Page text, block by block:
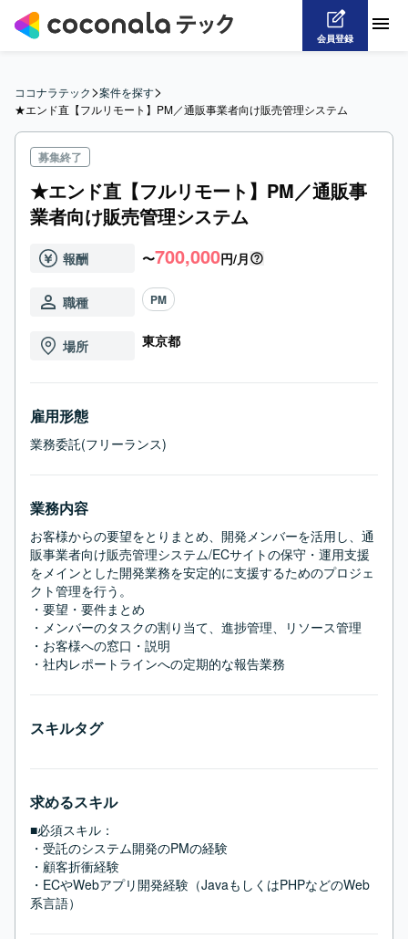
会員登録
ココナラテック>案件を探す>
★エンド直【フルリモート】PM／通販事業者向け販売管理システム
募集終了
★エンド直【フルリモート】PM／通販事
業者向け販売管理システム
報酬 〜700,000円/月
職種 PM
場所 東京都
雇用形態
業務委託(フリーランス)
業務内容
お客様からの要望をとりまとめ、開発メンバーを活用し、通
販事業者向け販売管理システム/ECサイトの保守・運用支援
をメインとした開発業務を安定的に支援するためのプロジェ
クト管理を行う。
・要望・要件まとめ
・メンバーのタスクの割り当て、進捗管理、リソース管理
・お客様への窓口・説明
・社内レポートラインへの定期的な報告業務
スキルタグ
求めるスキル
■必須スキル：
・受託のシステム開発のPMの経験
・顧客折衝経験
・ECやWebアプリ開発経験（JavaもしくはPHPなどのWeb
系言語）